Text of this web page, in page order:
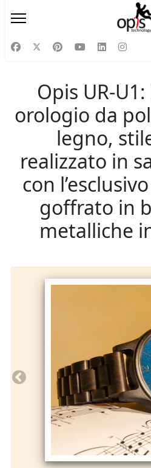
Opis UR-
orologio da
legno,
realizzato in
con
goffrato in
metalliche